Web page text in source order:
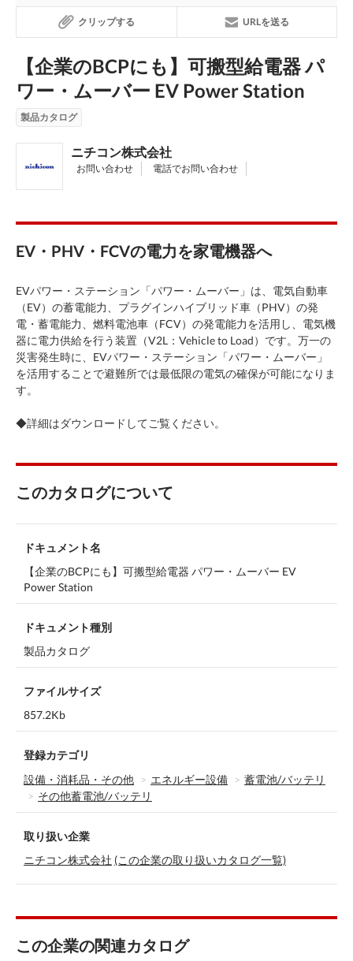
クリップする URLを送る
【企業のBCPにも】可搬型給電器 パ
ワー・ムーバー EV Power Station
製品カタログ
ニチコン株式会社
お問い合わせ 電話でお問い合わせ
EV・PHV・FCVの電力を家電機器へ
EVパワー・ステーション「パワー・ムーバー」は、電気自動車
（EV）の蓄電能力、プラグインハイブリッド車（PHV）の発
電・蓄電能力、燃料電池車（FCV）の発電能力を活用し、電気機
器に電力供給を行う装置（V2L：Vehicle to Load）です。万一の
災害発生時に、EVパワー・ステーション「パワー・ムーバー」
を活用することで避難所では最低限の電気の確保が可能になりま
す。
◆詳細はダウンロードしてご覧ください。
このカタログについて
ドキュメント名
【企業のBCPにも】可搬型給電器 パワー・ムーバー EV
Power Station
ドキュメント種別
製品カタログ
ファイルサイズ
857.2Kb
登録カテゴリ
設備・消耗品・その他
エネルギー設備
蓄電池/バッテリ
その他蓄電池/バッテリ
取り扱い企業
ニチコン株式会社 (この企業の取り扱いカタログ一覧)
この企業の関連カタログ